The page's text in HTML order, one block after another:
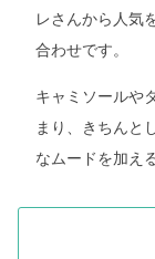
レさんから人気
合わせです。
キャミソールや
まり、きちんと
なムードを加え